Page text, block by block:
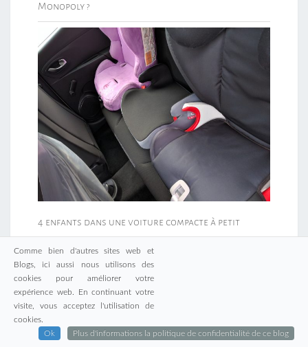
Monopoly ?
4 enfants dans une voiture compacte à petit
Comme bien d'autres sites web et
Blogs, ici aussi nous utilisons des
cookies pour améliorer votre
expérience web. En continuant votre
visite, vous acceptez l'utilisation de
cookies.
Ok
Plus d'informations la politique de confidentialité de ce blog